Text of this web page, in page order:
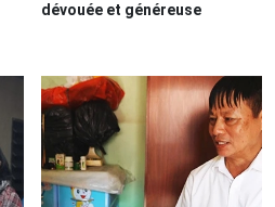
dévouée et généreuse